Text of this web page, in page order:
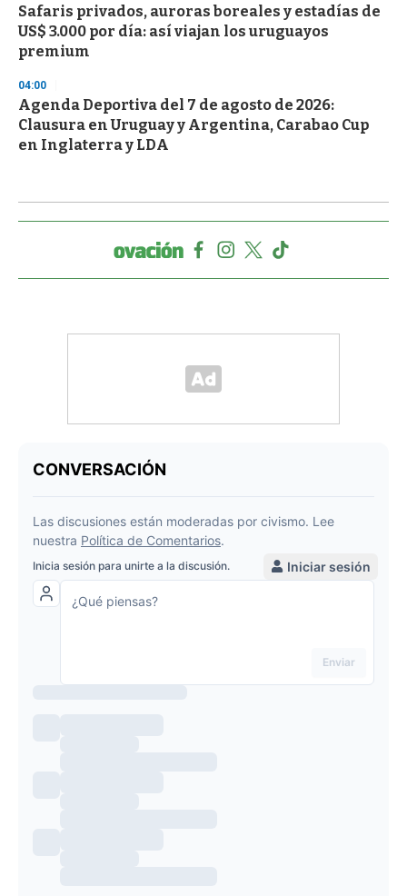
Safaris privados, auroras boreales y estadías de
US$ 3.000 por día: así viajan los uruguayos
premium
04:00
Agenda Deportiva del 7 de agosto de 2026:
Clausura en Uruguay y Argentina, Carabao Cup
en Inglaterra y LDA